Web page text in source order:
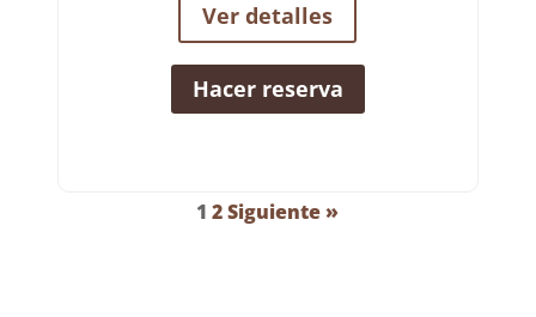
Ver detalles
Hacer reserva
Paginación
1 2 Siguiente »